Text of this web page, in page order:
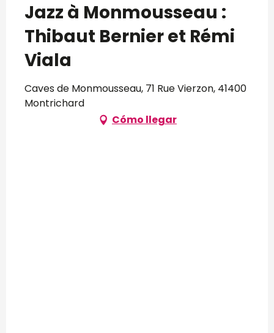
Jazz à Monmousseau :
Thibaut Bernier et Rémi
Viala
Caves de Monmousseau, 71 Rue Vierzon, 41400
Montrichard
Cómo llegar